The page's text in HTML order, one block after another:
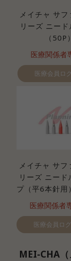
メイチャ サフ
リーズ ニー
（50P）
医療関係者
医療会員ロ
メイチャ サフ
リーズ ニード
プ（平6本針用
医療関係者
医療会員ロ
MEI-CHA（